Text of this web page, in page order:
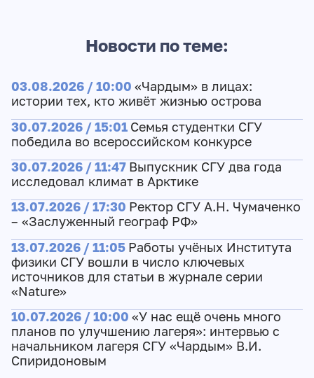
Новости по теме:
03.08.2026 / 10:00 «Чардым» в лицах:
истории тех, кто живёт жизнью острова
30.07.2026 / 15:01 Семья студентки СГУ
победила во всероссийском конкурсе
30.07.2026 / 11:47 Выпускник СГУ два года
исследовал климат в Арктике
13.07.2026 / 17:30 Ректор СГУ А.Н. Чумаченко
– «Заслуженный географ РФ»
13.07.2026 / 11:05 Работы учёных Института
физики СГУ вошли в число ключевых
источников для статьи в журнале серии
«Nature»
10.07.2026 / 10:00 «У нас ещё очень много
планов по улучшению лагеря»: интервью с
начальником лагеря СГУ «Чардым» В.И.
Спиридоновым